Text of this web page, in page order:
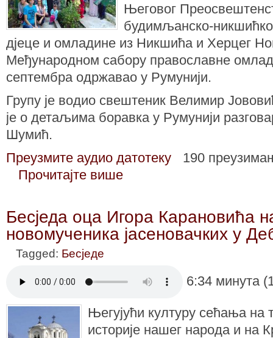
Његовог
будимљанско-
дјеце и омладине из Никшића и Херцег
Међународном сабору православне
септембра одржавао у Румунији.
Групу је водио свештеник Велимир
је о детаљима боравка у Румунији
Шумић.
Преузмите аудио датотеку
190
Прочитајте више
Бесједа оца Игора Карановића
новомученика јасеновачких у
Tagged: Бесједе
6:34 минута
Његујући културу сећања на
историје нашег народа и на